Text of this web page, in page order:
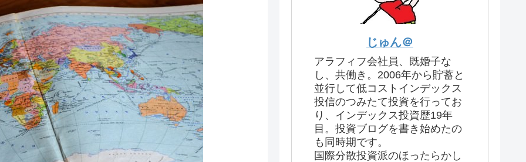
じゅん＠
アラフィフ会社員、既婚子な
し、共働き。2006年から貯蓄と
並行して低コストインデックス
投信のつみたて投資を行ってお
り、インデックス投資歴19年
目。投資ブログを書き始めたの
も同時期です。
国際分散投資派のほったらかし